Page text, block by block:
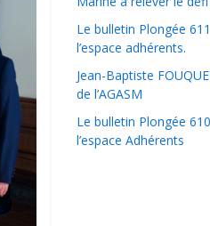
Le bulletin Plongée
l’espace adhérents.
Jean-Baptiste
de l’AGASM
Le bulletin Plongée
l’espace Adhérents